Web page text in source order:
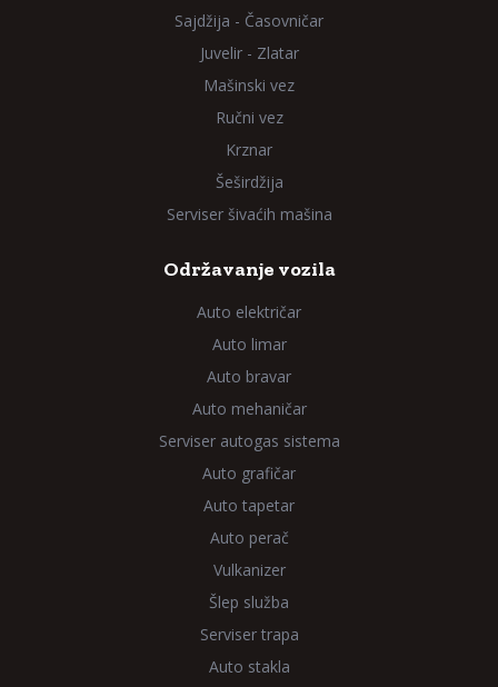
Sajdžija - Časovničar
Juvelir - Zlatar
Mašinski vez
Ručni vez
Krznar
Šeširdžija
Serviser šivaćih mašina
Održavanje vozila
Auto električar
Auto limar
Auto bravar
Auto mehaničar
Serviser autogas sistema
Auto grafičar
Auto tapetar
Auto perač
Vulkanizer
Šlep služba
Serviser trapa
Auto stakla